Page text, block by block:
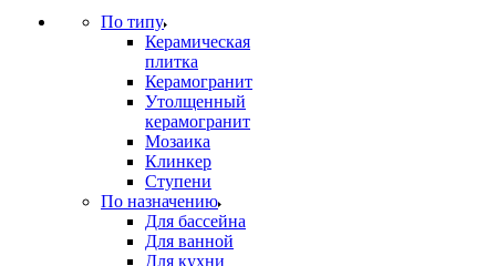
По типу
Керамическая
плитка
Керамогранит
Утолщенный
керамогранит
Мозаика
Клинкер
Ступени
По назначению
Для бассейна
Для ванной
Для кухни